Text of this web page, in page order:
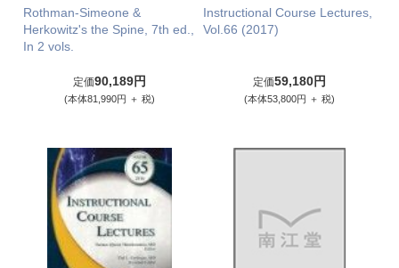
Rothman-Simeone &
Herkowitz's the Spine, 7th ed.,
In 2 vols.
定価90,189円
(本体81,990円 ＋ 税)
Instructional Course Lectures,
Vol.66 (2017)
定価59,180円
(本体53,800円 ＋ 税)